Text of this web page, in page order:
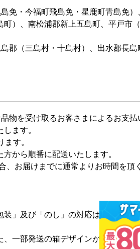
免・今福町飛島免・星鹿町青島免）
）、南松浦郡新上五島町、平戸市
郡（三島村・十島村）、出水郡長島
物を受け取るお客さまによるお支払
ます。
す。
から順番に配送いたします。
、お届けまでに通常よりお時間を頂
装」及び「のし」の対応はご容赦く
一部発送の箱デザインが若干変更に